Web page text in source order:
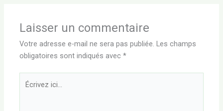
Laisser un commentaire
Votre adresse e-mail ne sera pas publiée. Les champs
obligatoires sont indiqués avec*
Écrivez
ici…